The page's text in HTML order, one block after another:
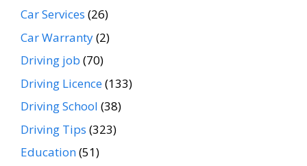
Car Services (26)
Car Warranty(2)
Driving job (70)
Driving Licence(133)
Driving School (38)
Driving Tips (323)
Education(51)